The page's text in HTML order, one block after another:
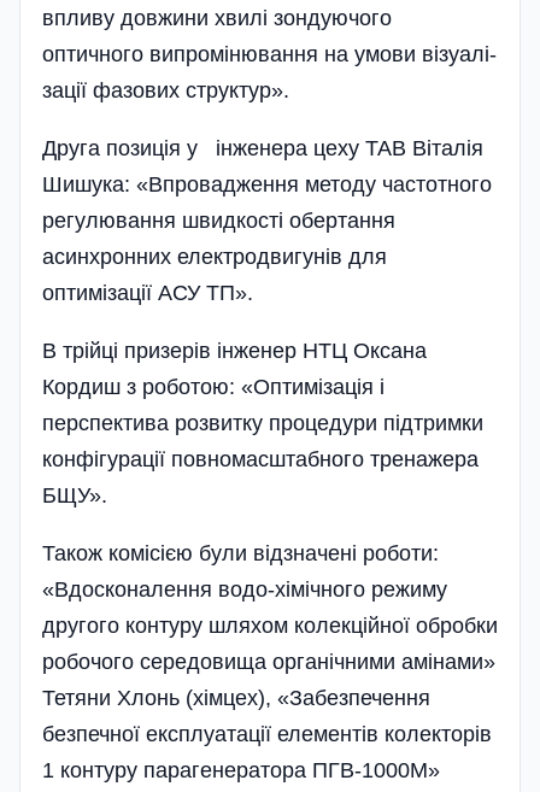
впливу довжини хвилі зондуючого
оптичного випромінювання на умови візуалі­
зації фазових структур».
Друга позиція у інженера цеху ТАВ Віталія
Шишука: «Впровадження методу частотного
регулювання швидкості обертання
асинхронних електродвигунів для
оптимізації АСУ ТП».
В трійці призерів інженер НТЦ Оксана
Кордиш з роботою: «Оптимізація і
перспектива розвитку процедури підтримки
конфігурації повномасштабного тренажера
БЩУ».
Також комісією були відзначені роботи:
«Вдосконалення водо-хімічного режиму
другого контуру шляхом колекційної обробки
робочого середовища органічними амінами»
Тетяни Хлонь (хімцех), «Забезпечення
безпечної експлуатації елементів колекторів
1 контуру парагенератора ПГВ-1000М»